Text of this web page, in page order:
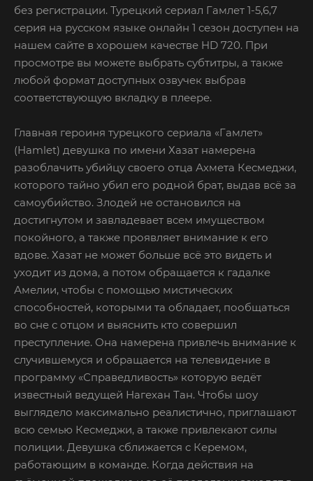
без регистрации. Турецкий сериал Гамлет 1-5,6,7
серия на русском языке онлайн 1 сезон доступен на
нашем сайте в хорошем качестве HD 720. При
просмотре вы можете выбрать субтитры, а также
любой формат доступных озвучек выбрав
соответствующую вкладку в плеере.
Главная героиня турецкого сериала «Гамлет»
(Hamlet) девушка по имени Хазат намерена
разоблачить убийцу своего отца Ахмета Кесмеджи,
которого тайно убил его родной брат, выдав всё за
самоубийство. Злодей не остановился на
достигнутом и завладевает всем имуществом
покойного, а также проявляет внимание к его
вдове. Хазат не может больше всё это видеть и
уходит из дома, а потом обращается к гадалке
Амелии, чтобы с помощью мистических
способностей, которыми та обладает, пообщаться
во сне с отцом и выяснить кто совершил
преступление. Она намерена привлечь внимание к
случившемуся и обращается на телевидение в
программу «Справедливость» которую ведёт
известный ведущей Нагехан Тан. Чтобы шоу
выглядело максимально реалистично, приглашают
всю семью Кесмеджи, а также привлекают силы
полиции. Девушка сближается с Керемом,
работающим в команде. Когда действия на